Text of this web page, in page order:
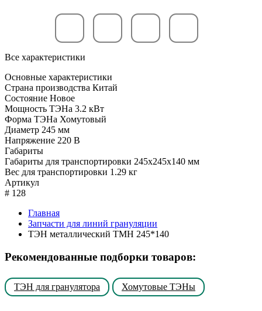
Все характеристики
Основные характеристики
Страна производства Китай
Состояние Новое
Мощность ТЭНа 3.2 кВт
Форма ТЭНа Хомутовый
Диаметр 245 мм
Напряжение 220 В
Габариты
Габариты для транспортировки 245x245x140 мм
Вес для транспортировки 1.29 кг
Артикул
# 128
Главная
Запчасти для линий грануляции
ТЭН металлический TMH 245*140
Рекомендованные подборки товаров:
ТЭН для гранулятора Хомутовые ТЭНы